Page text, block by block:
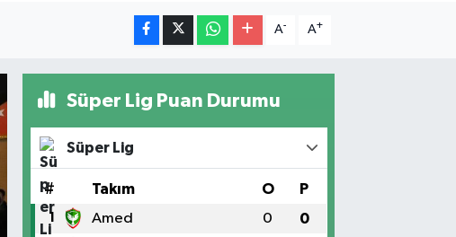
A- A+
Süper Lig Puan Durumu
Süper Lig
# Takım O P
1 Amed 0 0